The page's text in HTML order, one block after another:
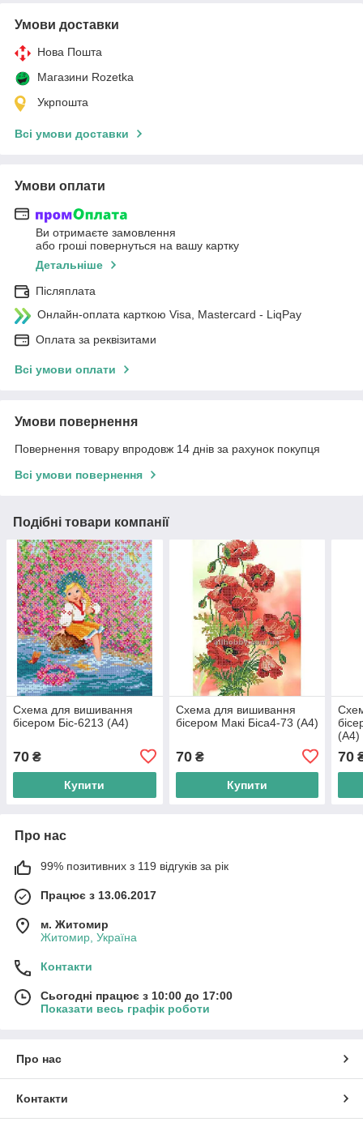
Умови доставки
Нова Пошта
Магазини Rozetka
Укрпошта
Всі умови доставки
Умови оплати
Ви отримаєте замовлення
або гроші повернуться на вашу картку
Детальніше
Післяплата
Онлайн-оплата карткою Visa, Mastercard - LiqPay
Оплата за реквізитами
Всі умови оплати
Умови повернення
Повернення товару впродовж 14 днів за рахунок покупця
Всі умови повернення
Подібні товари компанії
Схема для вишивання
бісером Біс-6213 (А4)
70 ₴
Купити
Схема для вишивання
бісером Макі Біса4-73 (А4)
70₴
Купити
(А4)
70
Про нас
99% позитивних з 119 відгуків за рік
Працює з 13.06.2017
м. Житомир
Житомир, Україна
Контакти
Сьогодні працює з 10:00 до 17:00
Показати весь графік роботи
Про нас
Контакти